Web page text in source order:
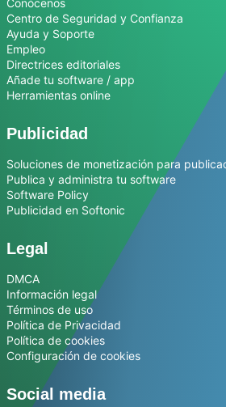
Conócenos
Centro de Seguridad y Confianza
Ayuda y Soporte
Empleo
Directrices editoriales
Añade tu software / app
Herramientas online
Publicidad
Soluciones de monetización para
Publica y administra tu software
Software Policy
Publicidad en Softonic
Legal
DMCA
Información legal
Términos de uso
Política de Privacidad
Política de cookies
Configuración de cookies
Social media